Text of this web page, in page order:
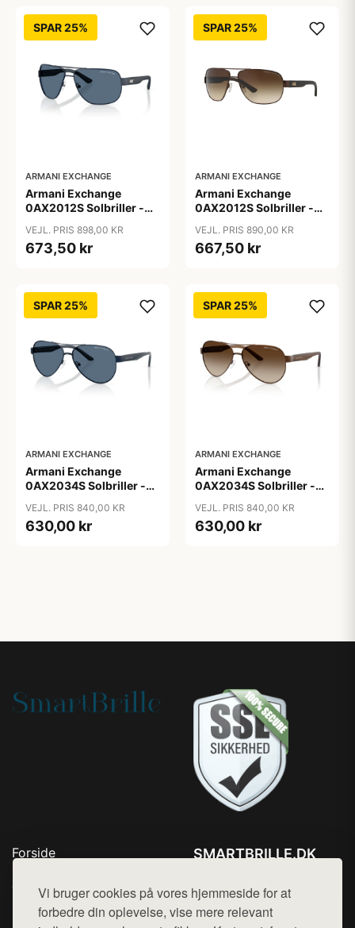
Vi bruger cookies på vores hjemmeside for at
forbedre din oplevelse, vise mere relevant
SPAR 25%
ARMANI EXCHANGE
Armani Exchange
0AX2012S Solbriller -
VEJL. PRIS 898,00 KR
673,50 kr
SPAR 25%
ARMANI EXCHANGE
Armani Exchange
0AX2012S Solbriller -
VEJL. PRIS 890,00 KR
667,50 kr
SPAR 25%
ARMANI EXCHANGE
Armani Exchange
0AX2034S Solbriller -
VEJL. PRIS 840,00 KR
630,00 kr
SPAR 25%
ARMANI EXCHANGE
Armani Exchange
0AX2034S Solbriller -
VEJL. PRIS 840,00 KR
630,00 kr
Forside
Top Rabatter
Blog
SMARTBRILLE.DK
Mail: hej@want.dk